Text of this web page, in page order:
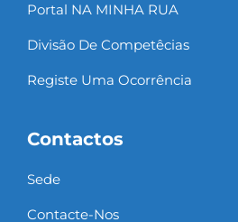
Portal NA MINHA RUA
Divisão De Competêcias
Registe Uma Ocorrência
Contactos
Sede
Contacte-Nos